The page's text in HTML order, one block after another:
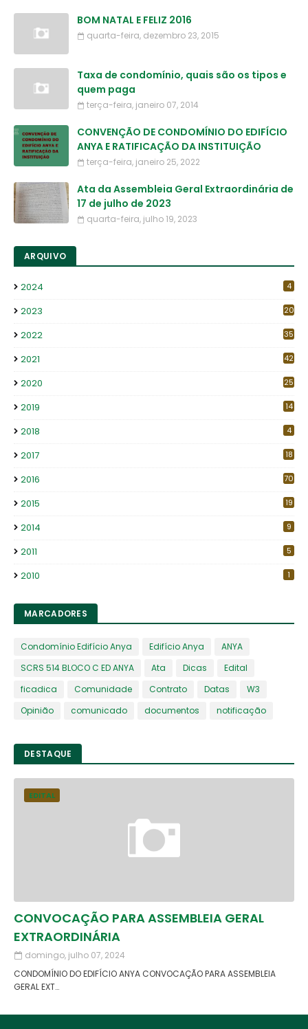
BOM NATAL E FELIZ 2016
quarta-feira, dezembro 23, 2015
Taxa de condomínio, quais são os tipos e
quem paga
terça-feira, janeiro 07, 2014
CONVENÇÃO DE CONDOMÍNIO DO EDIFÍCIO
ANYA E RATIFICAÇÃO DA INSTITUIÇÃO
terça-feira, janeiro 25, 2022
Ata da Assembleia Geral Extraordinária de
17 de julho de 2023
quarta-feira, julho 19, 2023
ARQUIVO
2024 4
2023 20
2022 35
2021 42
2020 25
2019 14
2018 4
2017 18
2016 70
2015 19
2014 9
2011 5
2010 1
MARCADORES
Condomínio Edifício Anya Edifício Anya
ANYA
SCRS 514 BLOCO C ED ANYA
Ata Dicas
Edital
ficadica
Comunidade Contrato Datas
W3
Opinião
comunicado documentos notificação
DESTAQUE
EDITAL
CONVOCAÇÃO PARA ASSEMBLEIA GERAL
EXTRAORDINÁRIA
domingo, julho 07, 2024
CONDOMÍNIO DO EDIFÍCIO ANYA CONVOCAÇÃO PARA ASSEMBLEIA
GERAL EXT…